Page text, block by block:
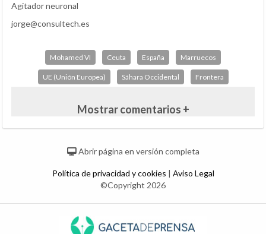
Agitador neuronal
jorge@consultech.es
Mohamed VI Ceuta España Marruecos
UE (Unión Europea) Sáhara Occidental Frontera
Mostrar comentarios +
Abrir página en versión completa
Política de privacidad y cookies | Aviso Legal
©Copyright 2026